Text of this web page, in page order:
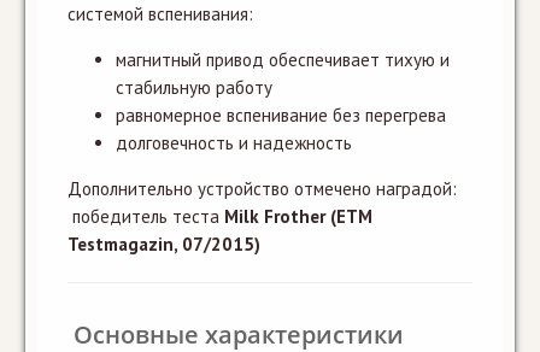
системой вспенивания:
магнитный привод обеспечивает тихую и
стабильную работу
равномерное вспенивание без перегрева
долговечность и надежность
Дополнительно устройство отмечено наградой:
победитель теста Milk Frother (ETM
Testmagazin, 07/2015)
Основные характеристики